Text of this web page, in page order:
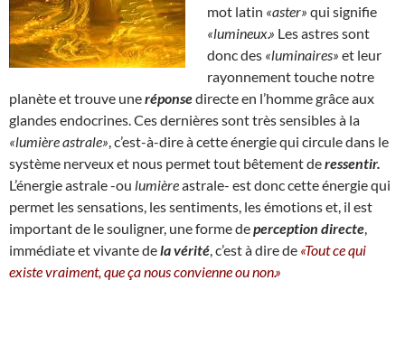
mot latin «aster» qui signifie
«lumineux.» Les astres sont
donc des «luminaires» et leur
rayonnement touche notre
planète et trouve uneréponsedirecte en l’homme grâce aux
glandes endocrines. Ces dernières sont très sensibles à la
«lumière astrale» , c’est-à-dire à cette énergie qui circule dans le
système nerveux et nous permet tout bêtement deressentir.
L’énergie astrale -ou lumièreastrale- est donc cette énergie qui
permet les sensations, les sentiments, les émotions et, il est
important de le souligner, une forme deperception directe
immédiate et vivante dela vérité , c’est à dire de «Tout ce qui
existe vraiment, que ça nous convienne ou non.»